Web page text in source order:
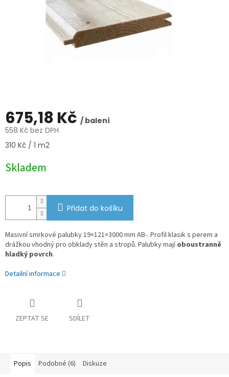
675,18 Kč / balení
558 Kč bez DPH
Měrná
310 Kč / 1 m2
Skladem
Přidat do košíku
Masivní smrkové palubky 19×121×3000 mm AB-. Profil klasik s perem a
drážkou vhodný pro obklady stěn a stropů. Palubky majíoboustranně
hladký povrch.
Detailní informace
ZEPTAT SE SDÍLET
Popis Podobné (6) Diskuze